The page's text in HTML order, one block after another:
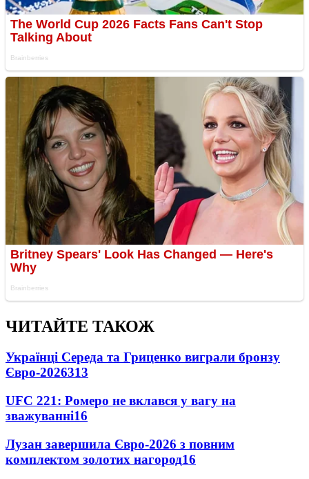
ЧИТАЙТЕ ТАКОЖ
Українці Середа та Гриценко виграли бронзу
Євро-2026313
UFC 221: Ромеро не вклався у вагу на
зважуванні16
Лузан завершила Євро-2026 з повним
комплектом золотих нагород16